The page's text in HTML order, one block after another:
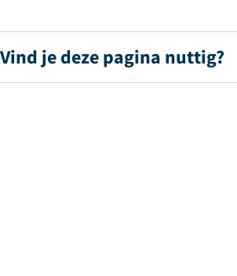
Vind je deze pagina nuttig?